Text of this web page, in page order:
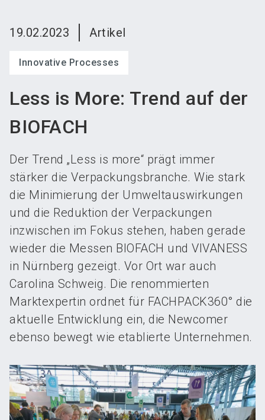
19.02.2023 Artikel
Innovative Processes
Less is More: Trend auf der
BIOFACH
Der Trend „Less is more“ prägt immer
stärker die Verpackungsbranche. Wie stark
die Minimierung der Umweltauswirkungen
und die Reduktion der Verpackungen
inzwischen im Fokus stehen, haben gerade
wieder die Messen BIOFACH und VIVANESS
in Nürnberg gezeigt. Vor Ort war auch
Carolina Schweig. Die renommierten
Marktexpertin ordnet für FACHPACK360° die
aktuelle Entwicklung ein, die Newcomer
ebenso bewegt wie etablierte Unternehmen.